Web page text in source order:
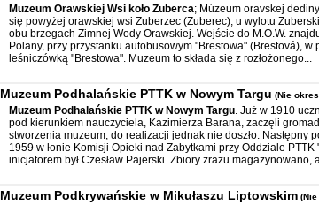
Muzeum Orawskiej Wsi koło Zuberca; Múzeum oravskej
się powyżej orawskiej wsi Zuberzec (Zuberec), u wylotu
obu brzegach Zimnej Wody Orawskiej. Wejście do M.O.W.
Polany, przy przystanku autobusowym "Brestowa" (Brestová),
leśniczówką "Brestowa". Muzeum to składa się z rozłożonego...
Muzeum Podhalańskie PTTK w Nowym Targu (Nie
Muzeum Podhalańskie PTTK w Nowym Targu. Już w 1910
pod kierunkiem nauczyciela, Kazimierza Barana, zaczęli
stworzenia muzeum; do realizacji jednak nie doszło. Następny
1959 w łonie Komisji Opieki nad Zabytkami przy Oddziale PTTK
inicjatorem był Czesław Pajerski. Zbiory zrazu magazynowano,
Muzeum Podkrywańskie w Mikułaszu Liptowskim